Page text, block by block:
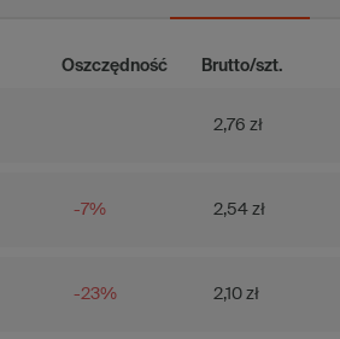
Oszczędność Brutto/szt.
2,76 zł
-7% 2,54 zł
-23% 2,10 zł